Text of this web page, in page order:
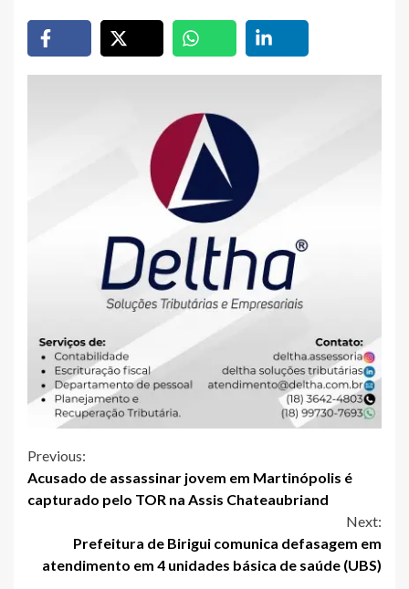
Continue
Reading
Previous:
Acusado de assassinar jovem em Martinópolis é
capturado pelo TOR na Assis Chateaubriand
Next:
Prefeitura de Birigui comunica defasagem em
atendimento em 4 unidades básica de saúde (UBS)